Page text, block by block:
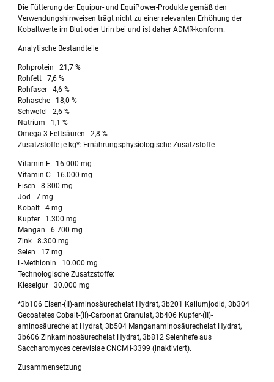
Die Fütterung der Equipur- und EquiPower-Produkte gemäß den
Verwendungshinweisen trägt nicht zu einer relevanten Erhöhung der
Kobaltwerte im Blut oder Urin bei und ist daher ADMR-konform.
Analytische Bestandteile
Rohprotein 21,7 %
Rohfett 7,6 %
Rohfaser 4,6 %
Rohasche 18,0 %
Schwefel 2,6 %
Natrium 1,1 %
Omega-3-Fettsäuren 2,8 %
Zusatzstoffe je kg*: Ernährungsphysiologische Zusatzstoffe
Vitamin E 16.000 mg
Vitamin C 16.000 mg
Eisen 8.300 mg
Jod 7 mg
Kobalt 4 mg
Kupfer 1.300 mg
Mangan 6.700 mg
Zink 8.300 mg
Selen 17 mg
L-Methionin 10.000 mg
Technologische Zusatzstoffe:
Kieselgur 30.000 mg
*3b106 Eisen-(II)-aminosäurechelat Hydrat, 3b201 Kaliumjodid, 3b304
Gecoatetes Cobalt-(II)-Carbonat Granulat, 3b406 Kupfer-(II)-
aminosäurechelat Hydrat, 3b504 Manganaminosäurechelat Hydrat,
3b606 Zinkaminosäurechelat Hydrat, 3b812 Selenhefe aus
Saccharomyces cerevisiae CNCM I-3399 (inaktiviert).
Zusammensetzung